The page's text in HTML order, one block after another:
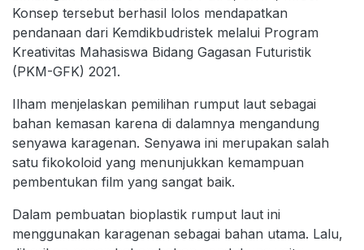
Konsep tersebut berhasil lolos mendapatkan
pendanaan dari Kemdikbudristek melalui Program
Kreativitas Mahasiswa Bidang Gagasan Futuristik
(PKM-GFK) 2021.
Ilham menjelaskan pemilihan rumput laut sebagai
bahan kemasan karena di dalamnya mengandung
senyawa karagenan. Senyawa ini merupakan salah
satu fikokoloid yang menunjukkan kemampuan
pembentukan film yang sangat baik.
Dalam pembuatan bioplastik rumput laut ini
menggunakan karagenan sebagai bahan utama. Lalu,